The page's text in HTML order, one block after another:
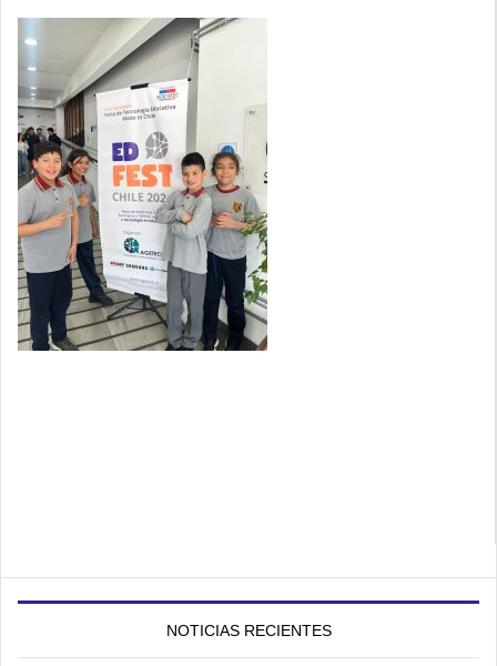
NOTICIAS RECIENTES